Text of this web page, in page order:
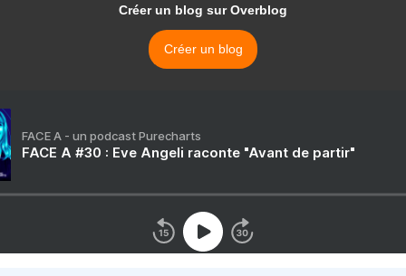
Créer un blog sur Overblog
Créer un blog
FACE A - un podcast Purecharts
FACE A #30 : Eve Angeli raconte "Avant de partir"